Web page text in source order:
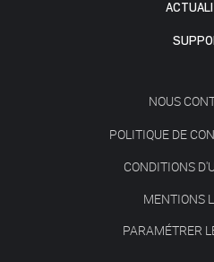
NOUS
POLITIQUE DE
CONDITIONS
MENTIONS
PARAMÉTRER